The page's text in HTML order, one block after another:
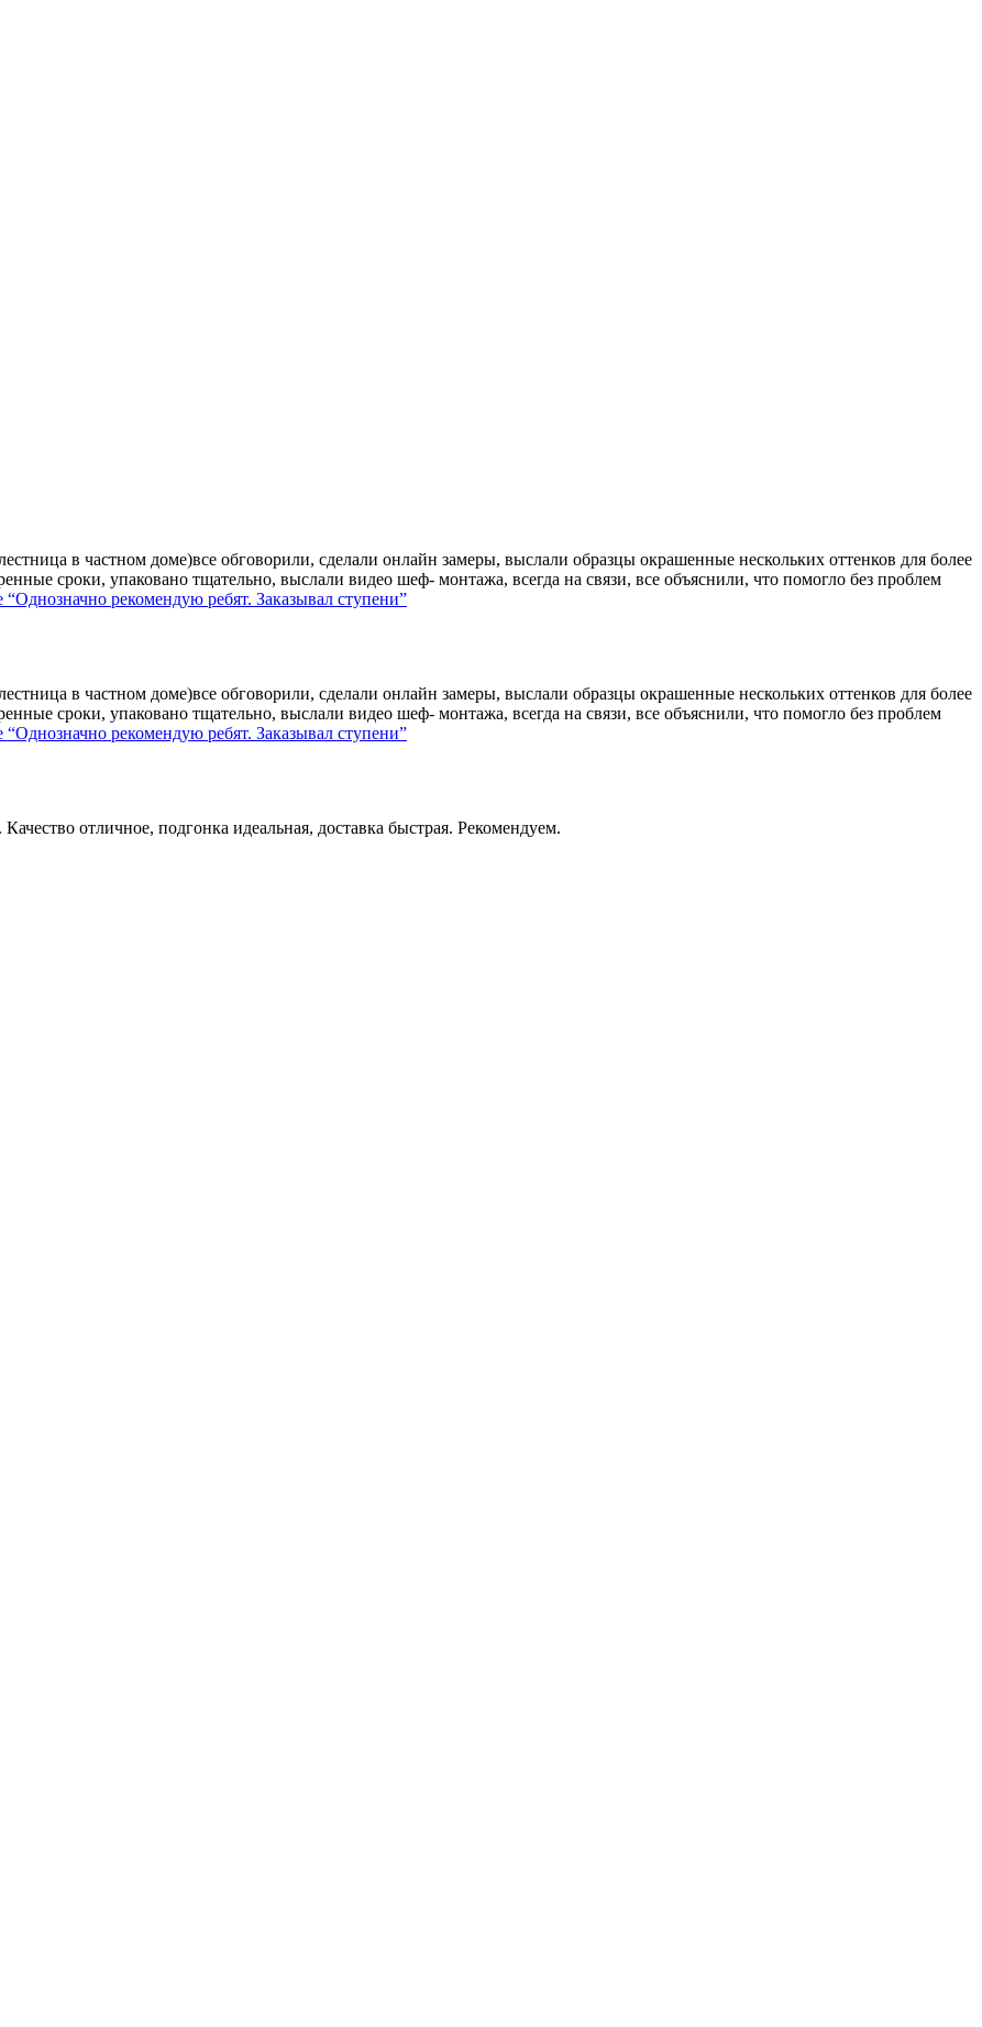
в частном доме)все обговорили, сделали онлайн замеры, выслали образцы окрашенные нескольких оттенков для более
сроки, упаковано тщательно, выслали видео шеф- монтажа, всегда на связи, все объяснили, что помогло без проблем
“Однозначно рекомендую ребят. Заказывал ступени”
в частном доме)все обговорили, сделали онлайн замеры, выслали образцы окрашенные нескольких оттенков для более
сроки, упаковано тщательно, выслали видео шеф- монтажа, всегда на связи, все объяснили, что помогло без проблем
“Однозначно рекомендую ребят. Заказывал ступени”
отличное, подгонка идеальная, доставка быстрая. Рекомендуем.